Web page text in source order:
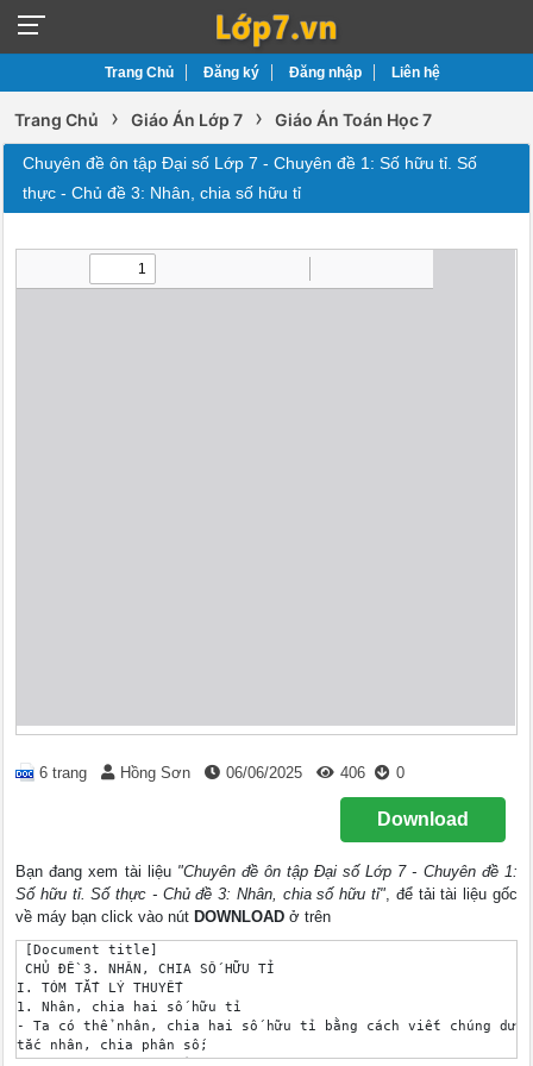
Trang Chủ Đăng ký Đăng nhập Liên hệ
Trang Chủ › Giáo Án Lớp 7 › Giáo Án Toán Học 7
Chuyên đề ôn tập Đại số Lớp 7 - Chuyên đề 1: Số hữu tỉ. Số
thực - Chủ đề 3: Nhân, chia số hữu tỉ
6 trang Hồng Sơn 06/06/2025 406 0
Download
Bạn đang xem tài liệu "Chuyên đề ôn tập Đại số Lớp 7 - Chuyên đề 1:
Số hữu tỉ. Số thực - Chủ đề 3: Nhân, chia số hữu tỉ", để tải tài liệu gốc
về máy bạn click vào nút DOWNLOAD ở trên
[Document title]
CHỦ ĐỀ 3. NHÂN, CHIA SỐ HỮU TỈ
I. TÓM TẮT LÝ THUYẾT
1. Nhân, chia hai số hữu tỉ
- Ta có thể nhân, chia hai số hữu tỉ bằng cách viết chúng
tắc nhân, chia phân số;